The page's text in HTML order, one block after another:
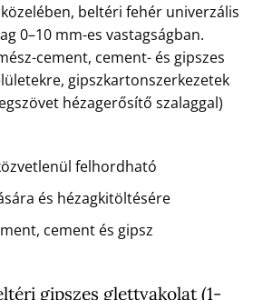
beltéri fehér univerzális
0–10 mm-es vastagságban.
cement, cement- és gipszes
gipszkartonszerkezetek
hézagerősítő szalaggal)
felhordható
és hézagkitöltésére
cement és gipsz
gipszes glettvakolat (1-